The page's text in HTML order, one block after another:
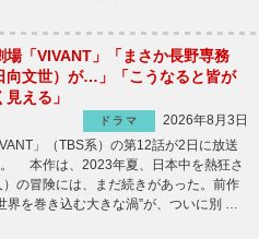
場「VIVANT」「まさか長野専務
向文世）が…」「こうなると皆が
える」
ドラマ
2026年8月3日
」（TBS系）の第12話が2日に放送
本作は、2023年夏、日本中を熱狂さ
の冒険には、まだ続きがあった。前作
を巻き込む大きな渦”が、ついに別 …